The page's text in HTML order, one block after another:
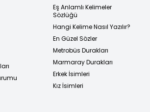
Eş Anlamlı Kelimeler
Sözlüğü
Hangi Kelime Nasıl Yazılır?
En Güzel Sözler
Metrobüs Durakları
Marmaray Durakları
Erkek İsimleri
Kız İsimleri